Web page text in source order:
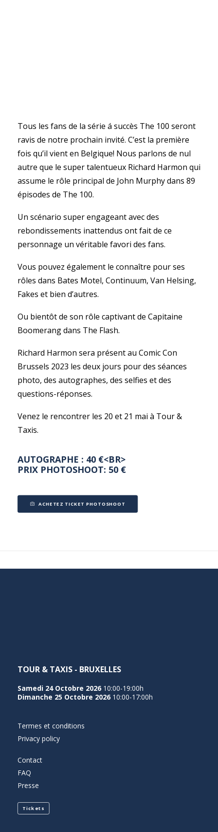
Tous les fans de la série á succès The 100 seront
ravis de notre prochain invité. C’est la première
fois qu’il vient en Belgique! Nous parlons de nul
autre que le super talentueux Richard Harmon qui
assume le rôle principal de John Murphy dans 89
épisodes de The 100.
Un scénario super engageant avec des
rebondissements inattendus ont fait de ce
personnage un véritable favori des fans.
Vous pouvez également le connaître pour ses
rôles dans Bates Motel, Continuum, Van Helsing,
Fakes et bien d’autres.
Ou bientôt de son rôle captivant de Capitaine
Boomerang dans The Flash.
Richard Harmon sera présent au Comic Con
Brussels 2023 les deux jours pour des séances
photo, des autographes, des selfies et des
questions-réponses.
Venez le rencontrer les 20 et 21 mai à Tour &
Taxis.
AUTOGRAPHE : 40 €<BR>
PRIX PHOTOSHOOT: 50 €
ACHETEZ TICKET PHOTOSHOOT
TOUR & TAXIS - BRUXELLES
Samedi 24 Octobre 2026 10:00-19:00h
Dimanche 25 Octobre 2026 10:00-17:00h
Termes et conditions
Privacy policy
Contact
FAQ
Presse
Tickets